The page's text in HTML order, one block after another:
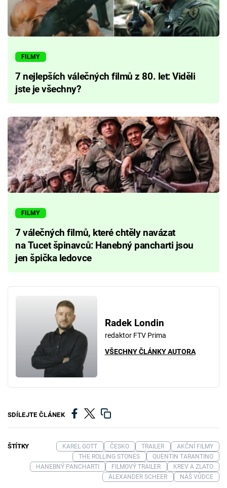
FILMY
7 nejlepších válečných filmů z 80. let: Viděli
jste je všechny?
FILMY
7 válečných filmů, které chtěly navázat
na Tucet špinavců: Hanebný pancharti jsou
jen špička ledovce
Radek Londin
redaktor FTV Prima
VŠECHNY ČLÁNKY AUTORA
SDÍLEJTE ČLÁNEK
ŠTÍTKY KAREL GOTT ČESKO TRAILER
AKČNÍ FILMY
THE ROLLING STONES
QUENTIN TARANTINO
HANEBNÝ PANCHARTI
FILMOVÝ TRAILER
KREV A ZLATO
ALEXANDER SCHEER
NÁŠ VŮDCE